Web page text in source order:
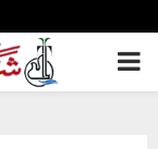
PRIMARY